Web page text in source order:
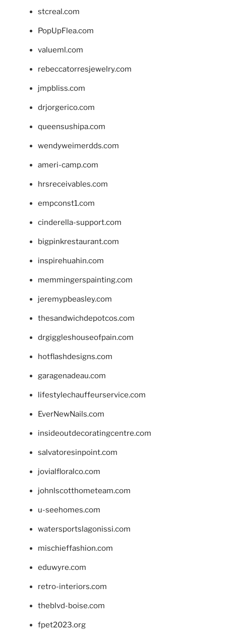
stcreal.com
PopUpFlea.com
valueml.com
rebeccatorresjewelry.com
jmpbliss.com
drjorgerico.com
queensushipa.com
wendyweimerdds.com
ameri-camp.com
hrsreceivables.com
empconst1.com
cinderella-support.com
bigpinkrestaurant.com
inspirehuahin.com
memmingerspainting.com
jeremypbeasley.com
thesandwichdepotcos.com
drgiggleshouseofpain.com
hotflashdesigns.com
garagenadeau.com
lifestylechauffeurservice.com
EverNewNails.com
insideoutdecoratingcentre.com
salvatoresinpoint.com
jovialfloralco.com
johnlscotthometeam.com
u-seehomes.com
watersportslagonissi.com
mischieffashion.com
eduwyre.com
retro-interiors.com
theblvd-boise.com
fpet2023.org